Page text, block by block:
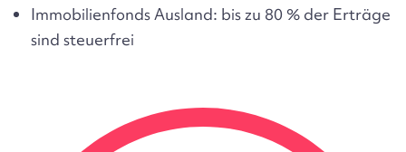
Immobilienfonds Ausland: bis zu 80 % der Erträge
sind steuerfrei